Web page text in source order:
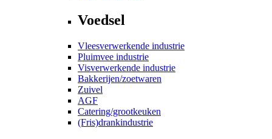
Voedsel
Vleesverwerkende industrie
Pluimvee industrie
Visverwerkende industrie
Bakkerijen/zoetwaren
Zuivel
AGF
Catering/grootkeuken
(Fris)drankindustrie